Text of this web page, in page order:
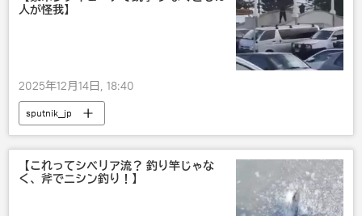
人が怪我】
2025年12月14日, 18:40
sputnik_jp
【これってシベリア流？ 釣り竿じゃな
く、斧でニシン釣り！】